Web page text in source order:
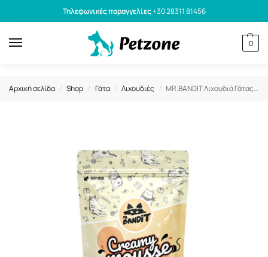
Τηλεφωνικές παραγγελίες+30 28311 81456
0
Αρχική σελίδα / Shop / Γάτα / Λιχουδιές / MR.BANDIT Λιχουδιά Γάτας Με Κοτόπουλο Creamy Mousse Chicken 60gr